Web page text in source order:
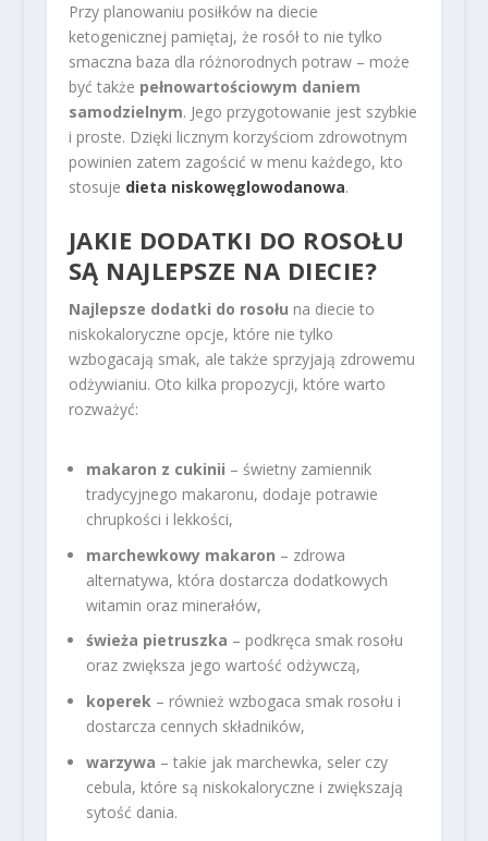
Przy planowaniu posiłków na diecie
ketogenicznej pamiętaj, że rosół to nie tylko
smaczna baza dla różnorodnych potraw – może
być także pełnowartościowym daniem
samodzielnym. Jego przygotowanie jest szybkie
i proste. Dzięki licznym korzyściom zdrowotnym
powinien zatem zagościć w menu każdego, kto
stosuje dieta niskowęglowodanowa.
JAKIE DODATKI DO ROSOŁU
SĄ NAJLEPSZE NA DIECIE?
Najlepsze dodatki do rosołu na diecie to
niskokaloryczne opcje, które nie tylko
wzbogacają smak, ale także sprzyjają zdrowemu
odżywianiu. Oto kilka propozycji, które warto
rozważyć:
makaron z cukinii – świetny zamiennik
tradycyjnego makaronu, dodaje potrawie
chrupkości i lekkości,
marchewkowy makaron – zdrowa
alternatywa, która dostarcza dodatkowych
witamin oraz minerałów,
świeża pietruszka – podkręca smak rosołu
oraz zwiększa jego wartość odżywczą,
koperek– również wzbogaca smak rosołu i
dostarcza cennych składników,
warzywa – takie jak marchewka, seler czy
cebula, które są niskokaloryczne i zwiększają
sytość dania.